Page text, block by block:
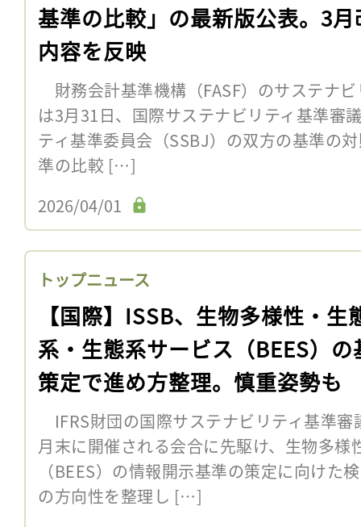
基準の比較」の最新版公表。3月
内容を反映
財務会計基準機構（FASF）のサステナ
は3月31日、国際サステナビリティ基準審
ティ基準委員会（SSBJ）の双方の基準の
準の比較 […]
2026/04/01
トップニュース
【国際】ISSB、生物多様性・生
系・生態系サービス（BEES）の
策定で進め方整理。慎重姿勢も
IFRS財団の国際サステナビリティ基準
月末に開催される会合に先駆け、生物多様
（BEES）の情報開示基準の策定に向けた
の方向性を整理し […]